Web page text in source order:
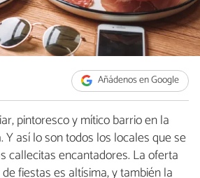
Añádenos en Google
pintoresco y mítico barrio en la
Y así lo son todos los locales que se
callecitas encantadores. La oferta
fiestas es altísima, y también la